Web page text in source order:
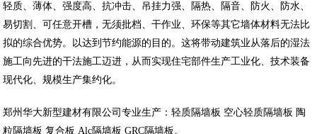
轻质、薄体、强度高、抗冲击、吊挂力强、隔热、隔音、防火、防水、
易切割、可任意开槽，无须批档、干作业、环保等其它墙体材料无法比
拟的综合优势。以达到节约能源的目的。这将带动建筑业从落后的湿法
施工向先进的干法施工迈进，从而实现住宅部件生产工业化、技术装备
现代化、规模生产集约化。
郑州华大新型建材有限公司专业生产：轻质隔墙板 空心轻质隔墙板 陶
粒隔墙板 复合板 Alc隔墙板 GRC隔墙板。